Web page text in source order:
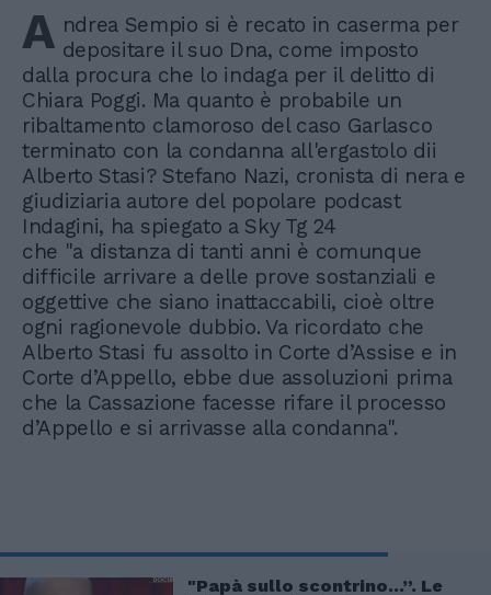
A ndrea Sempio si è recato in caserma per
depositare il suo Dna, come imposto
dalla procura che lo indaga per il delitto di
Chiara Poggi. Ma quanto è probabile un
ribaltamento clamoroso del caso Garlasco
terminato con la condanna all'ergastolo dii
Alberto Stasi? Stefano Nazi, cronista di nera e
giudiziaria autore del popolare podcast
Indagini, ha spiegato a Sky Tg 24
che "a distanza di tanti anni è comunque
difficile arrivare a delle prove sostanziali e
oggettive che siano inattaccabili, cioè oltre
ogni ragionevole dubbio. Va ricordato che
Alberto Stasi fu assolto in Corte d’Assise e in
Corte d’Appello, ebbe due assoluzioni prima
che la Cassazione facesse rifare il processo
d’Appello e si arrivasse alla condanna".
"Papà sullo scontrino…”. Le